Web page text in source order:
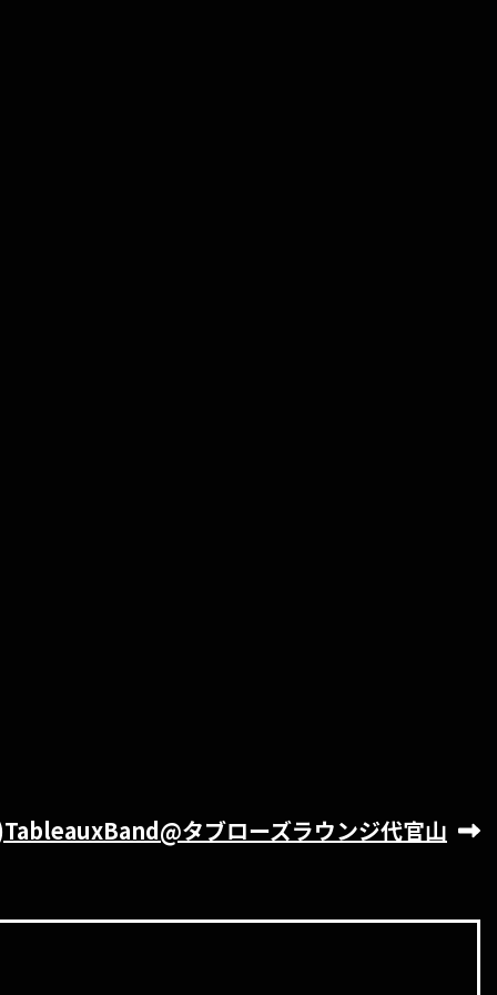
タブローズラウンジ代官山